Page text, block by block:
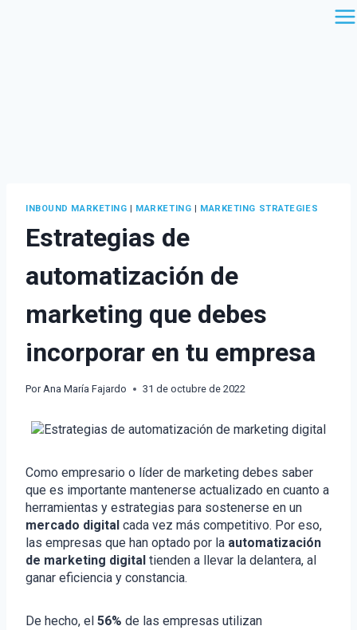
INBOUND MARKETING | MARKETING | MARKETING STRATEGIES
Estrategias de
automatización de
marketing que debes
incorporar en tu empresa
Por Ana María Fajardo 31 de octubre de 2022
Como empresario o líder de marketing debes saber
que es importante mantenerse actualizado en cuanto a
herramientas y estrategias para sostenerse en un
mercado digital cada vez más competitivo. Por eso,
las empresas que han optado por la automatización
de marketing digital tienden a llevar la delantera, al
ganar eficiencia y constancia.
De hecho, el 56% de las empresas utilizan